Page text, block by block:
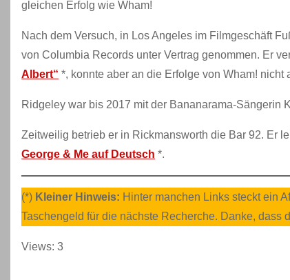
gleichen Erfolg wie Wham!
Nach dem Versuch, in Los Angeles im Filmgeschäft
von Columbia Records unter Vertrag genommen. Er
Albert“ *, konnte aber an die Erfolge von Wham! nicht
Ridgeley war bis 2017 mit der Bananarama-Sängerin
Zeitweilig betrieb er in Rickmansworth die Bar 92. Er
George & Me auf Deutsch *.
(*) Kleiner Hinweis: Hinter manchen Links steckt ein
Taschengeld für die nächste Recherche. Danke, dass
Views: 3